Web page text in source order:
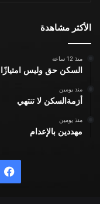
الأكثر مشاهدة
منذ 12 ساعة
السكن حق وليس امتيازًا
منذ يومين
أزمةالسكن لا تنتهي
منذ يومين
مهددين بالإعدام